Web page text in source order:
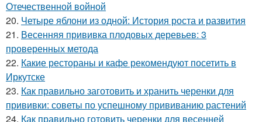
Отечественной войной
20. Четыре яблони из одной: История роста и развития
21. Весенняя прививка плодовых деревьев: 3
проверенных метода
22. Какие рестораны и кафе рекомендуют посетить в
Иркутске
23. Как правильно заготовить и хранить черенки для
прививки: советы по успешному прививанию растений
24. Как правильно готовить черенки для весенней